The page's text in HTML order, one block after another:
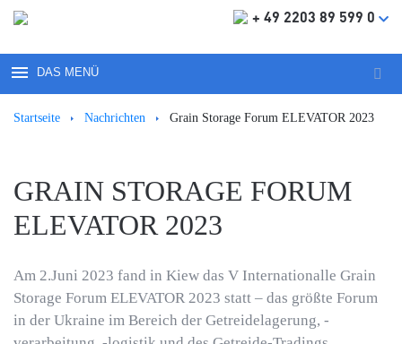
+ 49 2203 89 599 0
DAS MENÜ
Startseite Nachrichten Grain Storage Forum ELEVATOR 2023
GRAIN STORAGE FORUM
ELEVATOR 2023
Am 2.Juni 2023 fand in Kiew das V Internationalle Grain
Storage Forum ELEVATOR 2023 statt – das größte Forum
in der Ukraine im Bereich der Getreidelagerung, -